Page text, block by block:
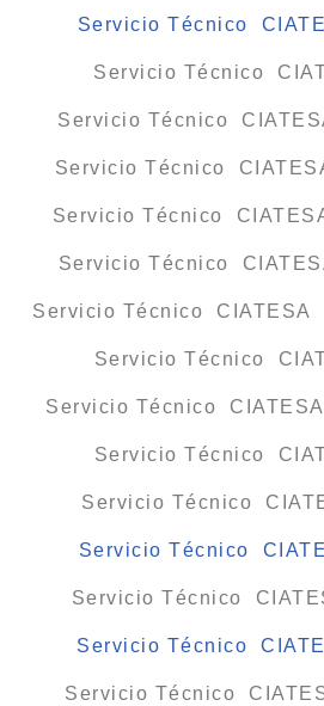
Servicio Técnico
Servicio Técnico
Servicio Técnico
Servicio Técnico
Servicio Técnico
Servicio Técnico
Servicio Técnico CIATESA
Servicio Técnico
Servicio Técnico
Servicio Técnico
Servicio Técnico
Servicio Técnico
Servicio Técnico
Servicio Técnico
Servicio Técnico